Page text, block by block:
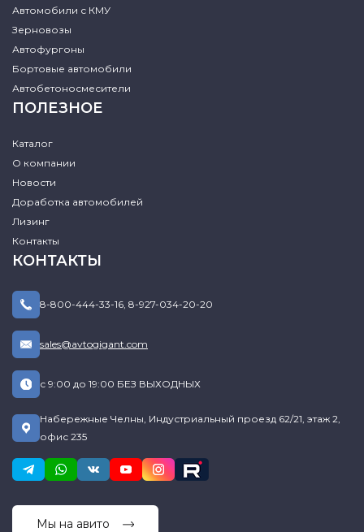
Автомобили с КМУ
Зерновозы
Автофургоны
Бортовые автомобили
Автобетоносмесители
ПОЛЕЗНОЕ
Каталог
О компании
Новости
Доработка автомобилей
Лизинг
Контакты
КОНТАКТЫ
8-800-444-33-16, 8-927-034-20-20
sales@avtogigant.com
с 9:00 до 19:00 БЕЗ ВЫХОДНЫХ
Набережные Челны, Индустриальный проезд 62/21, этаж 2,
офис 235
Мы на авито